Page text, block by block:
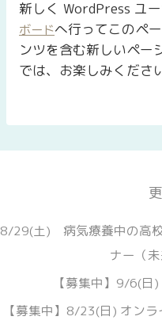
新しく WordPress ユー
ボードへ行ってこのペ
ンツを含む新しいペー
では、お楽しみくださ
8/29(土) 病気療養中の高
ナー（未
【募集中】9/6(日
【募集中】8/23(日) オン